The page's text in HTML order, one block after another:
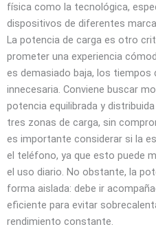
física como la tecnológica,
dispositivos de diferentes
La potencia de carga es otro
prometer una experiencia
es demasiado baja, los tiempos
innecesaria. Conviene buscar
potencia equilibrada y
tres zonas de carga, sin
es importante considerar si la
el teléfono, ya que esto puede
el uso diario. No obstante, la
forma aislada: debe ir
eficiente para evitar
rendimiento constante.